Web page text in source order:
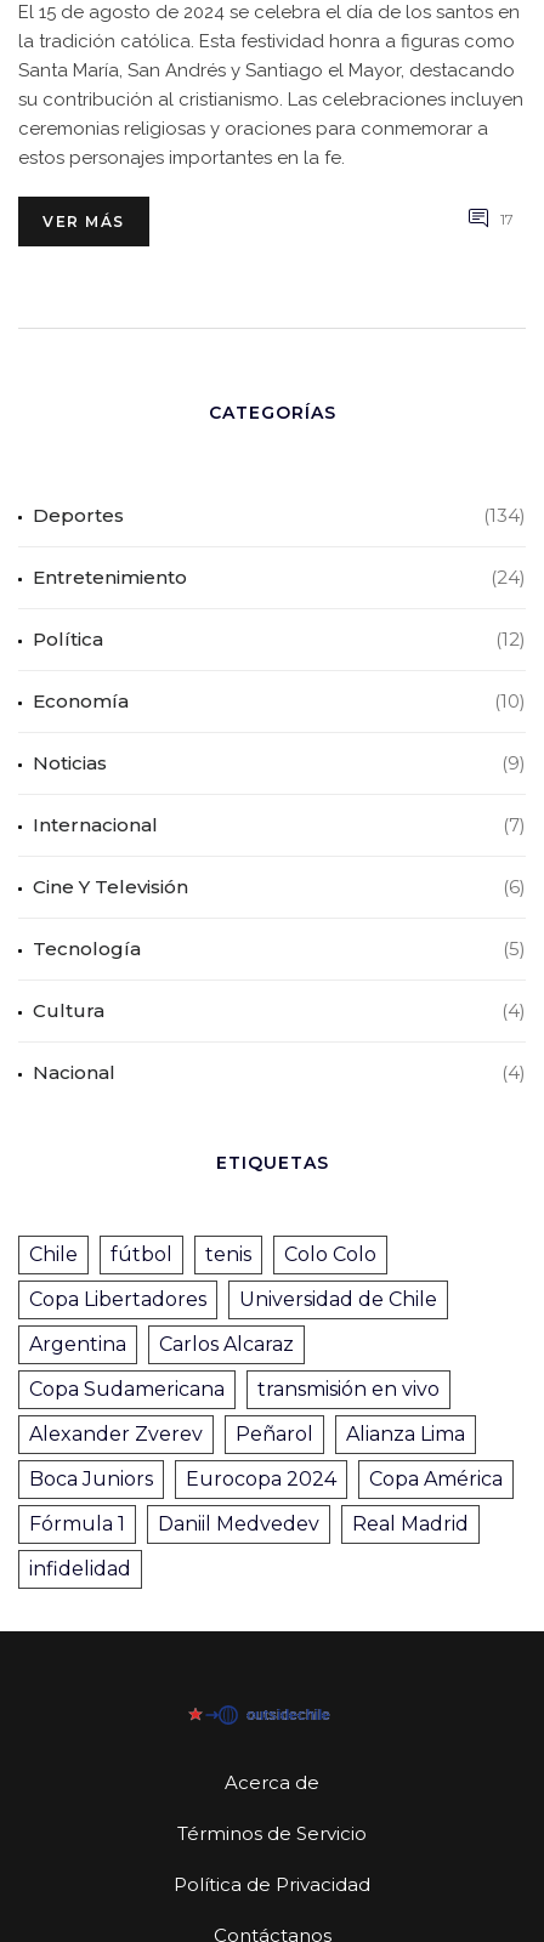
El 15 de agosto de 2024 se celebra el día de los santos en
la tradición católica. Esta festividad honra a figuras como
Santa María, San Andrés y Santiago el Mayor, destacando
su contribución al cristianismo. Las celebraciones incluyen
ceremonias religiosas y oraciones para conmemorar a
estos personajes importantes en la fe.
VER MÁS 17
CATEGORÍAS
Deportes (134)
Entretenimiento (24)
Política (12)
Economía (10)
Noticias (9)
Internacional (7)
Cine Y Televisión (6)
Tecnología (5)
Cultura (4)
Nacional (4)
ETIQUETAS
Chile fútbol tenis
Colo Colo
Copa Libertadores
Universidad de Chile
Argentina
Carlos Alcaraz
Copa Sudamericana
transmisión en vivo
Alexander Zverev
Peñarol
Alianza Lima
Boca Juniors
Eurocopa 2024
Copa América
Fórmula 1
Daniil Medvedev
Real Madrid
infidelidad
Acerca de
Términos de Servicio
Política de Privacidad
Contáctanos